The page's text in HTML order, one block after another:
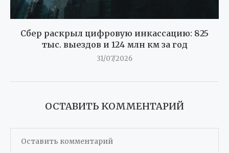
Сбер раскрыл цифровую инкассацию: 825
тыс. выездов и 124 млн км за год
31/07/2026
ОСТАВИТЬ КОММЕНТАРИЙ